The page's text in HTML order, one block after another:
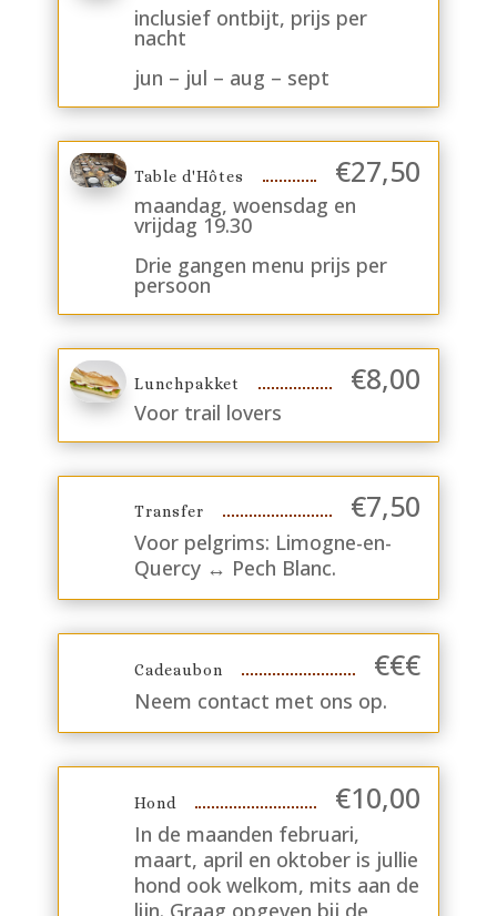
inclusief ontbijt, prijs per
nacht
jun – jul – aug – sept
Table d'Hôtes €27,50
maandag, woensdag en
vrijdag 19.30
Drie gangen menu prijs per
persoon
Lunchpakket €8,00
Voor trail lovers
Transfer €7,50
Voor pelgrims: Limogne-en-
Quercy ↔ Pech Blanc.
Cadeaubon €€€
Neem contact met ons op.
Hond €10,00
In de maanden februari,
maart, april en oktober is jullie
hond ook welkom, mits aan de
lijn. Graag opgeven bij de